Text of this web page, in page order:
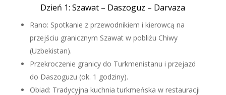
Dzień 1: Szawat – Daszoguz – Darvaza
Rano: Spotkanie z przewodnikiem i kierowcą na
przejściu granicznym Szawat w pobliżu Chiwy
(Uzbekistan).
Przekroczenie granicy do Turkmenistanu i przejazd
do Daszoguzu (ok. 1 godziny).
Obiad: Tradycyjna kuchnia turkmeńska w restauracji